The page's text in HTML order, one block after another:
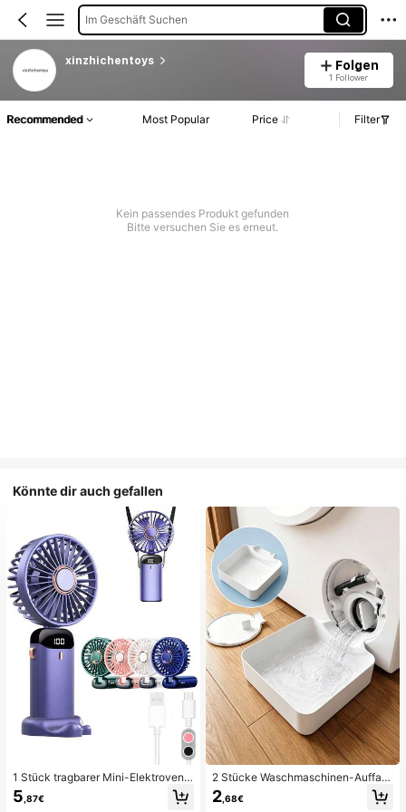
Im Geschäft Suchen
xinzhichentoys Folgen
1 Follower
Recommended Most Popular Price Filter
Kein passendes Produkt gefunden
Bitte versuchen Sie es erneut.
Könnte dir auch gefallen
1 Stück tragbarer Mini-Elektroventil
ator, tragbarer USB-aufladbarer Ve
ntilator, Nackenventilator, USB-Ven
5 ,87€
2 Stücke Waschmaschinen-Auffan
gwanne Tropfschale, wasserdichte
Bodenschutzmatte für Waschraum,
2 ,68€